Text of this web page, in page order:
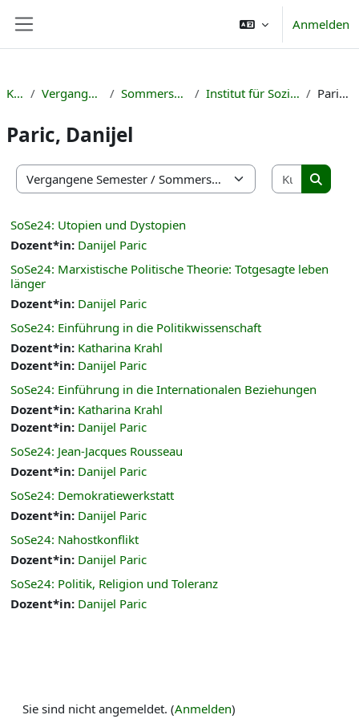
Anmelden
Kurse Vergangene Semester Sommersemester 2024 Institut für Sozialwissenschaften Paric, Danijel
Paric, Danijel
Kursbereiche
Kurse
Kurse
SoSe24: Utopien und Dystopien
Dozent*in: Danijel Paric
SoSe24: Marxistische Politische Theorie: Totgesagte leben
länger
Dozent*in: Danijel Paric
SoSe24: Einführung in die Politikwissenschaft
Dozent*in: Katharina Krahl
Dozent*in: Danijel Paric
SoSe24: Einführung in die Internationalen Beziehungen
Dozent*in: Katharina Krahl
Dozent*in: Danijel Paric
SoSe24: Jean-Jacques Rousseau
Dozent*in: Danijel Paric
SoSe24: Demokratiewerkstatt
Dozent*in: Danijel Paric
SoSe24: Nahostkonflikt
Dozent*in: Danijel Paric
SoSe24: Politik, Religion und Toleranz
Dozent*in: Danijel Paric
Sie sind nicht angemeldet. (Anmelden)